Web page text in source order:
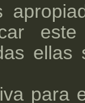
para